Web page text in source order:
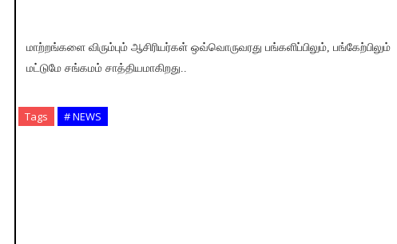
மாற்றங்களை விரும்பும் ஆசிரியர்கள் ஒவ்வொருவரது பங்களிப்பிலும், பங்கேற்பிலும்
மட்டுமே சங்கமம் சாத்தியமாகிறது..
Tags # NEWS